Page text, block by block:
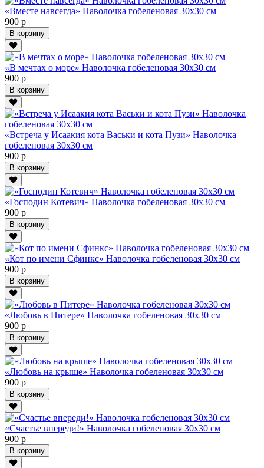
«Вместе навсегда» Наволочка гобеленовая 30х30 см
900 р
В корзину
«В мечтах о море» Наволочка гобеленовая 30х30 см
900 р
В корзину
«Встреча у Исаакия кота Васьки и кота Пузи» Наволочка
гобеленовая 30х30 см
900 р
В корзину
«Господин Котевич» Наволочка гобеленовая 30х30 см
900 р
В корзину
«Кот по имени Сфинкс» Наволочка гобеленовая 30х30 см
900 р
В корзину
«Любовь в Питере» Наволочка гобеленовая 30х30 см
900 р
В корзину
«Любовь на крыше» Наволочка гобеленовая 30х30 см
900 р
В корзину
«Счастье впереди!» Наволочка гобеленовая 30х30 см
900 р
В корзину